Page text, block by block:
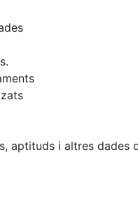
aptituds i altres dades